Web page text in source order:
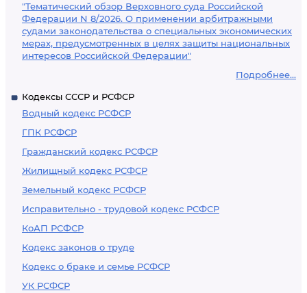
"Тематический обзор Верховного суда Российской
Федерации N 8/2026. О применении арбитражными
судами законодательства о специальных экономических
мерах, предусмотренных в целях защиты национальных
интересов Российской Федерации"
Подробнее...
Кодексы СССР и РСФСР
Водный кодекс РСФСР
ГПК РСФСР
Гражданский кодекс РСФСР
Жилищный кодекс РСФСР
Земельный кодекс РСФСР
Исправительно - трудовой кодекс РСФСР
КоАП РСФСР
Кодекс законов о труде
Кодекс о браке и семье РСФСР
УК РСФСР